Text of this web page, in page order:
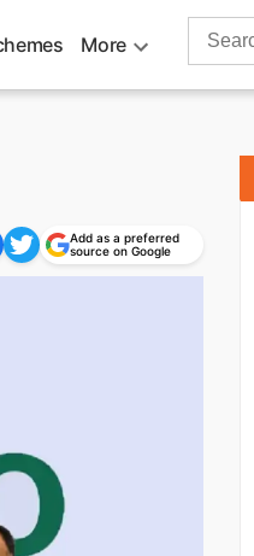
More
Search
Add as a preferred
source on Google